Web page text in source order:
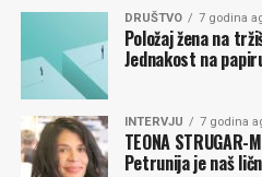
DRUŠTVO 7 godina
Položaj žena na
Jednakost na
INTERVJU 7 godina
TEONA STRUGAR-
Petrunija je naš